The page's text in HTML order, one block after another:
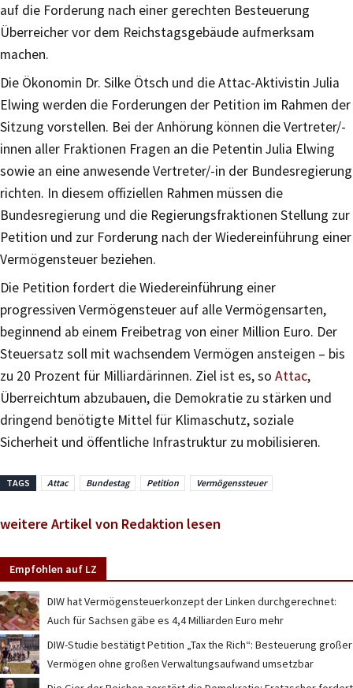
auf die Forderung nach einer gerechten Besteuerung
Überreicher vor dem Reichstagsgebäude aufmerksam
machen.
Die Ökonomin Dr. Silke Ötsch und die Attac-Aktivistin Julia
Elwing werden die Forderungen der Petition im Rahmen der
Sitzung vorstellen. Bei der Anhörung können die Vertreter/-
innen aller Fraktionen Fragen an die Petentin Julia Elwing
sowie an eine anwesende Vertreter/-in der Bundesregierung
richten. In diesem offiziellen Rahmen müssen die
Bundesregierung und die Regierungsfraktionen Stellung zur
Petition und zur Forderung nach der Wiedereinführung einer
Vermögensteuer beziehen.
Die Petition fordert die Wiedereinführung einer
progressiven Vermögensteuer auf alle Vermögensarten,
beginnend ab einem Freibetrag von einer Million Euro. Der
Steuersatz soll mit wachsendem Vermögen ansteigen – bis
zu 20 Prozent für Milliardärinnen. Ziel ist es, so Attac,
Überreichtum abzubauen, die Demokratie zu stärken und
dringend benötigte Mittel für Klimaschutz, soziale
Sicherheit und öffentliche Infrastruktur zu mobilisieren.
TAGS Attac Bundestag Petition Vermögenssteuer
weitere Artikel von Redaktion lesen
Empfohlen auf LZ
DIW hat Vermögensteuerkonzept der Linken durchgerechnet:
Auch für Sachsen gäbe es 4,4 Milliarden Euro mehr
DIW-Studie bestätigt Petition „Tax the Rich“: Besteuerung großer
Vermögen ohne großen Verwaltungsaufwand umsetzbar